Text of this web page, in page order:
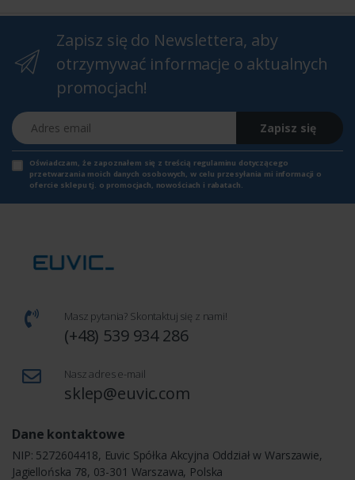
Zapisz się do Newslettera, aby
otrzymywać informacje o aktualnych
promocjach!
Adres email
Zapisz się
Oświadczam, że zapoznałem się z treścią regulaminu dotyczącego
przetwarzania moich danych osobowych, w celu przesyłania mi informacji o
ofercie sklepu tj. o promocjach, nowościach i rabatach.
Masz pytania? Skontaktuj się z nami!
(+48) 539 934 286
Nasz adres e-mail
sklep@euvic.com
Dane kontaktowe
NIP: 5272604418, Euvic Spółka Akcyjna Oddział w Warszawie,
Jagiellońska 78, 03-301 Warszawa, Polska